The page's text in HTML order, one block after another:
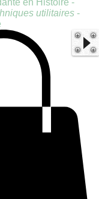
en Histoire -
utilitaires -